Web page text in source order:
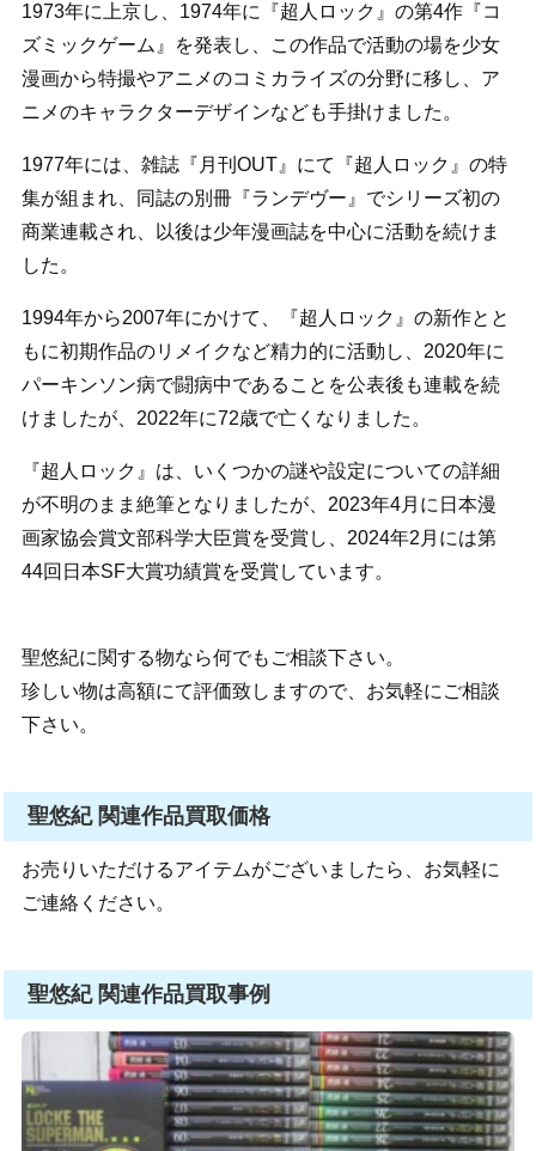
1973年に上京し、1974年に『超人ロック』の第4作『コ
ズミックゲーム』を発表し、この作品で活動の場を少女
漫画から特撮やアニメのコミカライズの分野に移し、ア
ニメのキャラクターデザインなども手掛けました。
1977年には、雑誌『月刊OUT』にて『超人ロック』の特
集が組まれ、同誌の別冊『ランデヴー』でシリーズ初の
商業連載され、以後は少年漫画誌を中心に活動を続けま
した。
1994年から2007年にかけて、『超人ロック』の新作とと
もに初期作品のリメイクなど精力的に活動し、2020年に
パーキンソン病で闘病中であることを公表後も連載を続
けましたが、2022年に72歳で亡くなりました。
『超人ロック』は、いくつかの謎や設定についての詳細
が不明のまま絶筆となりましたが、2023年4月に日本漫
画家協会賞文部科学大臣賞を受賞し、2024年2月には第
44回日本SF大賞功績賞を受賞しています。
聖悠紀に関する物なら何でもご相談下さい。
珍しい物は高額にて評価致しますので、お気軽にご相談
下さい。
聖悠紀 関連作品買取価格
お売りいただけるアイテムがございましたら、お気軽に
ご連絡ください。
聖悠紀 関連作品買取事例